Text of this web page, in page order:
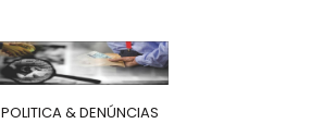
POLITICA & DENÚNCIAS